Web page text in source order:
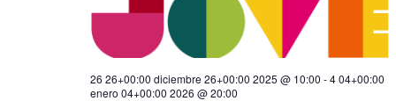
26 26+00:00 diciembre 26+00:00 2025 @ 10:00 -4 04+00:00
enero 04+00:00 2026 @ 20:00